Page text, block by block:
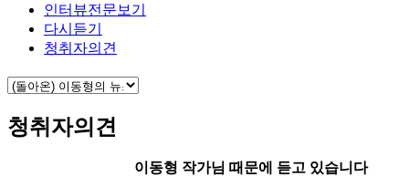
인터뷰전문보기
다시듣기
청취자의견
청취자의견
이동형 작가님 때문에 듣고 있습니다